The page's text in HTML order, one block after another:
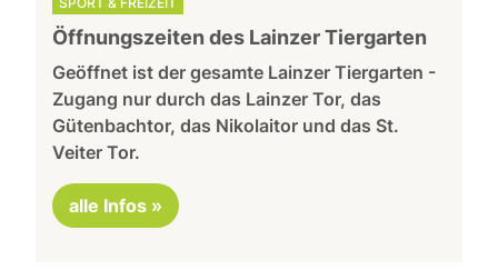
Öffnungszeiten des Lainzer Tiergarten
Geöffnet ist der gesamte Lainzer Tiergarten -
Zugang nur durch das Lainzer Tor, das
Gütenbachtor, das Nikolaitor und das St.
Veiter Tor.
alle Infos »